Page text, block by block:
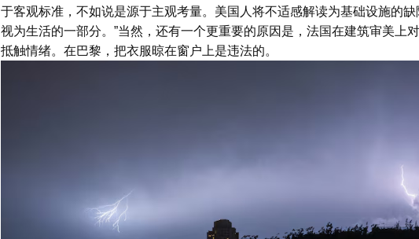
于客观标准，不如说是源于主观考量。美国人将不适感解读为基础设施的
视为生活的一部分。”当然，还有一个更重要的原因是，法国在建筑审美上
抵触情绪。在巴黎，把衣服晾在窗户上是违法的。